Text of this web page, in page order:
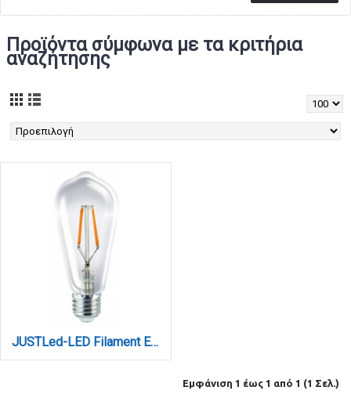
Προϊόντα σύμφωνα με τα κριτήρια
αναζήτησης
JUSTLed-LED Filament Ε27 ST64 10W 3000K Θερμό (B276410101)
Εμφάνιση 1 έως 1 από 1 (1 Σελ.)